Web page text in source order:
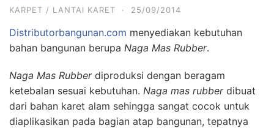
KARPET / LANTAI KARET · 25/09/2014
Distributorbangunan.com menyediakan kebutuhan
bahan bangunan berupa Naga Mas Rubber.
Naga Mas Rubberdiproduksi dengan beragam
ketebalan sesuai kebutuhan. Naga mas rubberdibuat
dari bahan karet alam sehingga sangat cocok untuk
diaplikasikan pada bagian atap bangunan, tepatnya